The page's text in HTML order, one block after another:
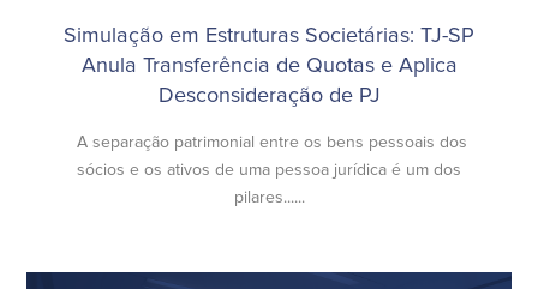
Simulação em Estruturas Societárias: TJ-SP
Anula Transferência de Quotas e Aplica
Desconsideração de PJ
A separação patrimonial entre os bens pessoais dos
sócios e os ativos de uma pessoa jurídica é um dos
pilares......